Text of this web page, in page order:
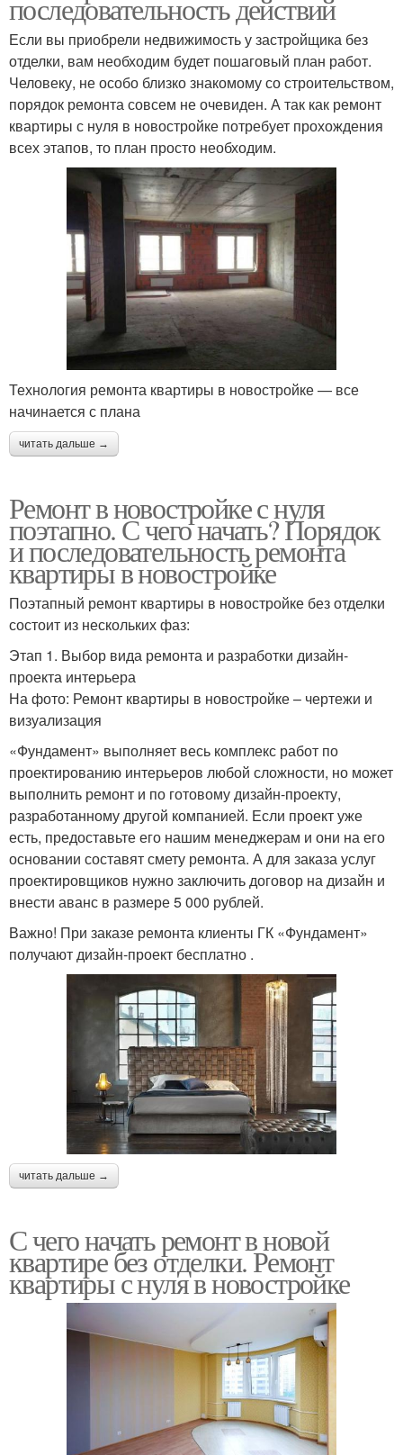
последовательность действий
Если вы приобрели недвижимость у застройщика без
отделки, вам необходим будет пошаговый план работ.
Человеку, не особо близко знакомому со строительством,
порядок ремонта совсем не очевиден. А так как ремонт
квартиры с нуля в новостройке потребует прохождения
всех этапов, то план просто необходим.
Технология ремонта квартиры в новостройке — все
начинается с плана
читать дальше →
Ремонт в новостройке с нуля
поэтапно. С чего начать? Порядок
и последовательность ремонта
квартиры в новостройке
Поэтапный ремонт квартиры в новостройке без отделки
состоит из нескольких фаз:
Этап 1. Выбор вида ремонта и разработки дизайн-
проекта интерьера
На фото: Ремонт квартиры в новостройке – чертежи и
визуализация
«Фундамент» выполняет весь комплекс работ по
проектированию интерьеров любой сложности, но может
выполнить ремонт и по готовому дизайн-проекту,
разработанному другой компанией. Если проект уже
есть, предоставьте его нашим менеджерам и они на его
основании составят смету ремонта. А для заказа услуг
проектировщиков нужно заключить договор на дизайн и
внести аванс в размере 5 000 рублей.
Важно! При заказе ремонта клиенты ГК «Фундамент»
получают дизайн-проект бесплатно .
читать дальше →
С чего начать ремонт в новой
квартире без отделки. Ремонт
квартиры с нуля в новостройке